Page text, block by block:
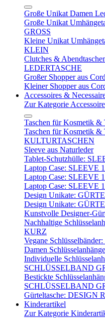
Große Unikat Damen
Große Unikat
GROSS
Kleine Unikat
KLEIN
Clutches &
LEDERTASCHE
Großer Shopper aus
Kleiner Shopper aus
Accessoires &
Zur Kategorie
Taschen für Kosmetik
Taschen für Kosmetik &
KULTURTASCHEN
Sleeve aus Naturleder
Tablet-Schutzhülle:
Laptop Case: SLEEVE
Laptop Case: SLEEVE
Laptop Case: SLEEVE
Design Unikate:
Design Unikate:
Kunstvolle Designer-
Nachhaltige
KURZ
Vegane
Damen
Individuelle
SCHLÜSSELBAND
Bestickte
SCHLÜSSELBAND
Gürteltasche: DESIGN
Kinderartikel
Zur Kategorie